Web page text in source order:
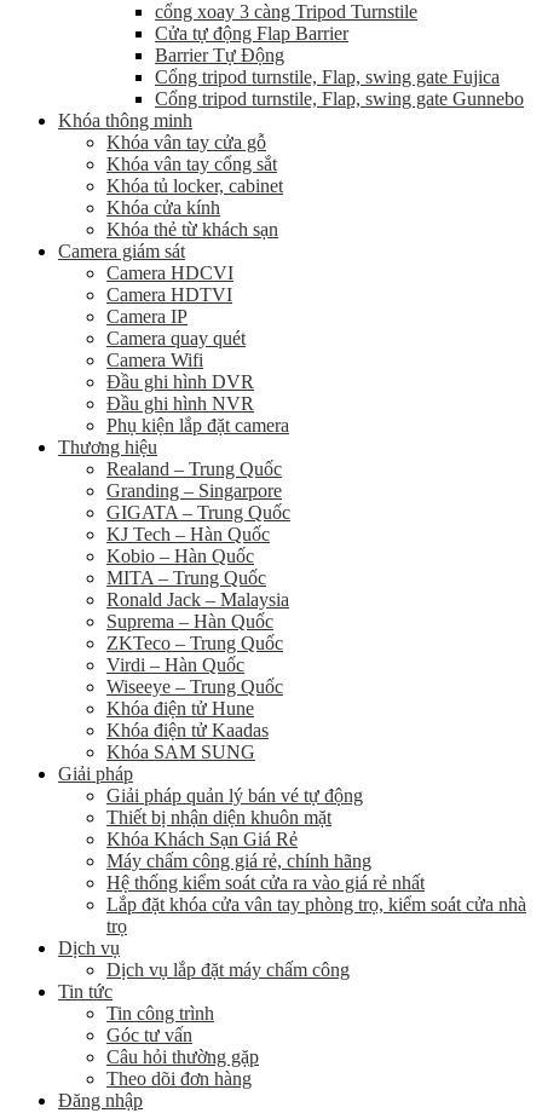
cổng xoay 3 càng Tripod Turnstile
Cửa tự động Flap Barrier
Barrier Tự Động
Cổng tripod turnstile, Flap, swing gate Fujica
Cổng tripod turnstile, Flap, swing gate Gunnebo
Khóa thông minh
Khóa vân tay cửa gỗ
Khóa vân tay cổng sắt
Khóa tủ locker, cabinet
Khóa cửa kính
Khóa thẻ từ khách sạn
Camera giám sát
Camera HDCVI
Camera HDTVI
Camera IP
Camera quay quét
Camera Wifi
Đầu ghi hình DVR
Đầu ghi hình NVR
Phụ kiện lắp đặt camera
Thương hiệu
Realand – Trung Quốc
Granding – Singarpore
GIGATA – Trung Quốc
KJ Tech – Hàn Quốc
Kobio – Hàn Quốc
MITA – Trung Quốc
Ronald Jack – Malaysia
Suprema – Hàn Quốc
ZKTeco – Trung Quốc
Virdi – Hàn Quốc
Wiseeye – Trung Quốc
Khóa điện tử Hune
Khóa điện tử Kaadas
Khóa SAM SUNG
Giải pháp
Giải pháp quản lý bán vé tự động
Thiết bị nhận diện khuôn mặt
Khóa Khách Sạn Giá Rẻ
Máy chấm công giá rẻ, chính hãng
Hệ thống kiểm soát cửa ra vào giá rẻ nhất
Lắp đặt khóa cửa vân tay phòng trọ, kiểm soát cửa nhà
trọ
Dịch vụ
Dịch vụ lắp đặt máy chấm công
Tin tức
Tin công trình
Góc tư vấn
Câu hỏi thường gặp
Theo dõi đơn hàng
Đăng nhập